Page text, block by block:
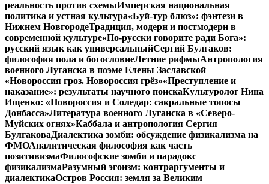
реальность против схемыИмперская национальная
политика и устная культура«Буй-тур блюз»: фэнтези в
Нижнем НовгородеТрадиция, модерн и постмодерн в
современной культуре«По-русски говорите ради Бога»:
русский язык как универсальныйСергий Булгаков:
философия пола и богословиеЛетние рифмыАнтропология
военного Луганска в поэме Елены Заславской
«Новороссия гроз. Новороссия грёз»«Преступление и
наказание»: результаты научного поискаКультуролог Нина
Ищенко: «Новороссия и Соледар: сакральные топосы
Донбасса»Литература военного Луганска в «Северо-
Муйских огнях»Каббала и антропология Сергия
БулгаковаДиалектика зомби: обсуждение физикализма на
ФМОАналитическая философия как часть
позитивизмаФилософские зомби и парадокс
физикализмаРазумный эгоизм: контраргументы и
диалектикаОстров Россия: земля за Великим